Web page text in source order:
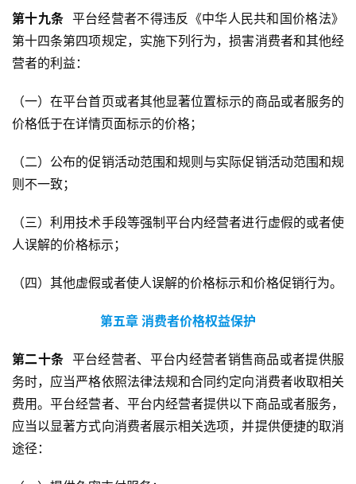
第十九条 平台经营者不得违反《中华人民共和国价格法》
第十四条第四项规定，实施下列行为，损害消费者和其他经
营者的利益：
（一）在平台首页或者其他显著位置标示的商品或者服务的
价格低于在详情页面标示的价格；
（二）公布的促销活动范围和规则与实际促销活动范围和规
则不一致；
（三）利用技术手段等强制平台内经营者进行虚假的或者使
人误解的价格标示；
（四）其他虚假或者使人误解的价格标示和价格促销行为。
第五章 消费者价格权益保护
第二十条 平台经营者、平台内经营者销售商品或者提供服
务时，应当严格依照法律法规和合同约定向消费者收取相关
费用。平台经营者、平台内经营者提供以下商品或者服务，
应当以显著方式向消费者展示相关选项，并提供便捷的取消
途径：